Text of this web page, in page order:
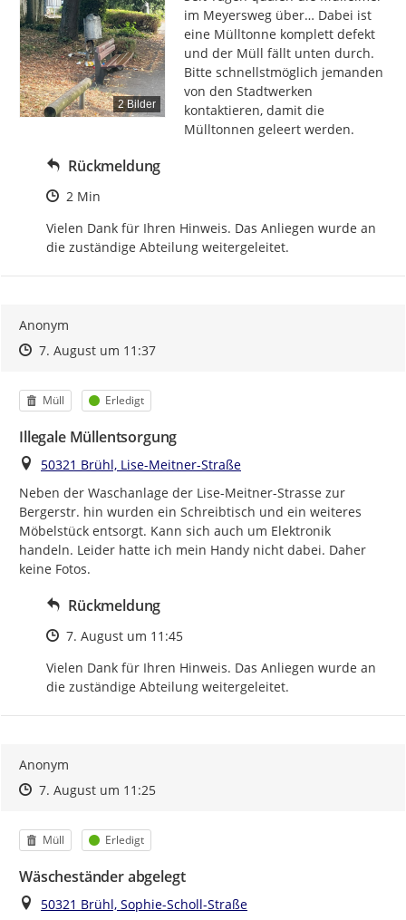
2 Bilder
im Meyersweg über… Dabei ist
eine Mülltonne komplett defekt
und der Müll fällt unten durch.
Bitte schnellstmöglich jemanden
von den Stadtwerken
kontaktieren, damit die
Mülltonnen geleert werden.
Rückmeldung
Zeitpunkt des Erstellens
2 Min
Vielen Dank für Ihren Hinweis. Das Anliegen wurde an
die zuständige Abteilung weitergeleitet.
Anonym
Zeitpunkt des Erstellens
Zeitpunkt des Erstellens
7. August um 11:37Zur Äußerung
Kategorie
Müll Status
Erledigt
Illegale Müllentsorgung
Ort
50321 Brühl, Lise-Meitner-Straße
Neben der Waschanlage der Lise-Meitner-Strasse zur
Bergerstr. hin wurden ein Schreibtisch und ein weiteres
Möbelstück entsorgt. Kann sich auch um Elektronik
handeln. Leider hatte ich mein Handy nicht dabei. Daher
keine Fotos.
Rückmeldung
Zeitpunkt des Erstellens
7. August um 11:45
Vielen Dank für Ihren Hinweis. Das Anliegen wurde an
die zuständige Abteilung weitergeleitet.
Anonym
Zeitpunkt des Erstellens
Zeitpunkt des Erstellens
7. August um 11:25Zur Äußerung
Kategorie
Müll Status
Erledigt
Wäscheständer abgelegt
Ort
50321 Brühl, Sophie-Scholl-Straße